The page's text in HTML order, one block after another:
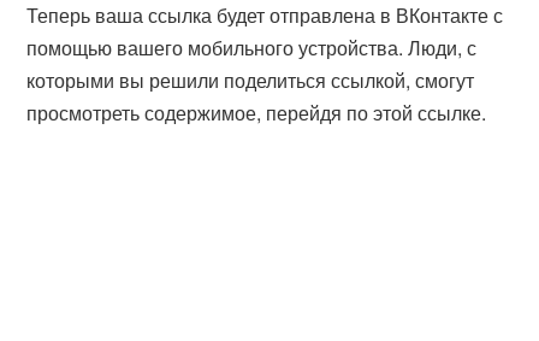
Теперь ваша ссылка будет отправлена в ВКонтакте с
помощью вашего мобильного устройства. Люди, с
которыми вы решили поделиться ссылкой, смогут
просмотреть содержимое, перейдя по этой ссылке.